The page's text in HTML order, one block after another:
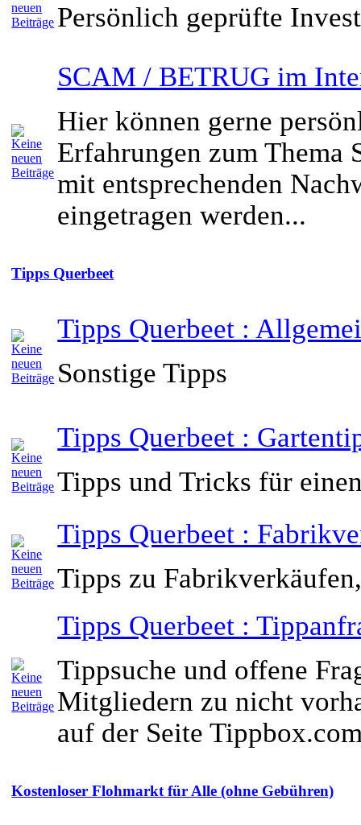
Persönlich geprüfte
SCAM / BETRUG im
Hier können gerne
Erfahrungen zum Thema
mit entsprechenden
eingetragen werden...
Tipps Querbeet
Tipps Querbeet :
Sonstige Tipps
Tipps Querbeet :
Tipps und Tricks für
Tipps Querbeet :
Tipps zu
Tipps Querbeet :
Tippsuche und offene
Mitgliedern zu nicht
auf der Seite
Kostenloser Flohmarkt für Alle (ohne Gebühren)